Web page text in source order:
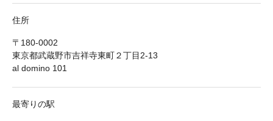
住所
〒180-0002
東京都武蔵野市吉祥寺東町２丁目2-13
al domino 101
最寄りの駅